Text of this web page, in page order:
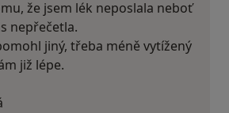
že jsem lék neposlala neboť
nepřečetla.
jiný, třeba méně vytížený
již lépe.